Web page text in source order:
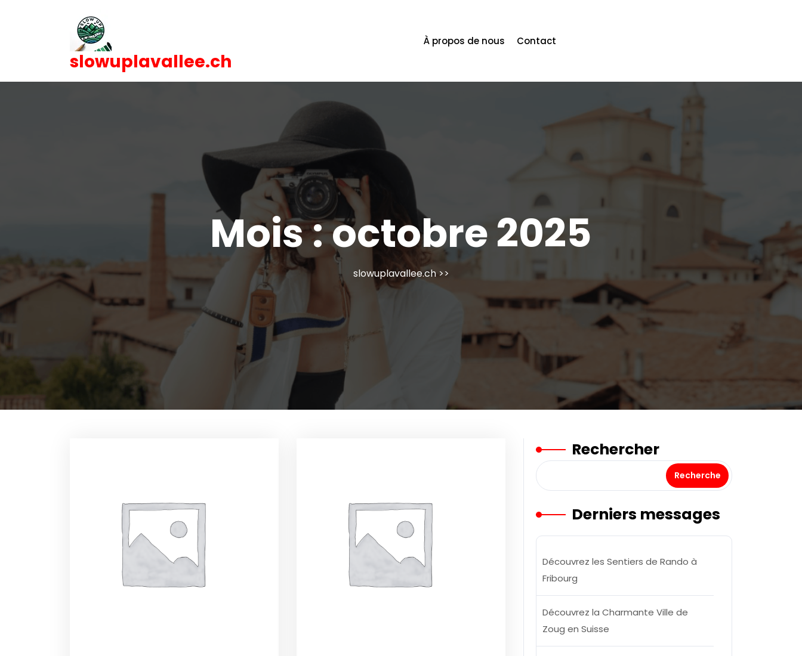
slowuplavallee.ch
À propos de nous Contact
Mois :octobre 2025
slowuplavallee.ch>>
Rechercher
Recherche
Derniers messages
Découvrez les Sentiers de Rando à
Fribourg
Découvrez la Charmante Ville de
Zoug en Suisse